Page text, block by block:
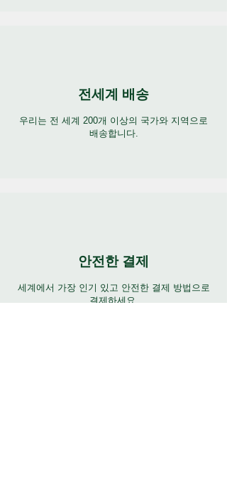
전세계 배송
우리는 전 세계 200개 이상의 국가와 지역으로
배송합니다.
안전한 결제
세계에서 가장 인기 있고 안전한 결제 방법으로
결제하세요.